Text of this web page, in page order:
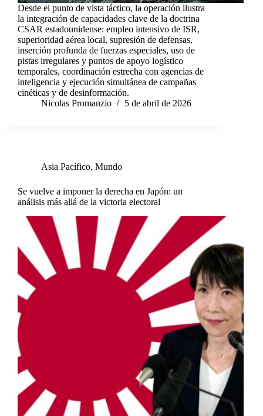
Desde el punto de vista táctico, la operación ilustra
la integración de capacidades clave de la doctrina
CSAR estadounidense: empleo intensivo de ISR,
superioridad aérea local, supresión de defensas,
inserción profunda de fuerzas especiales, uso de
pistas irregulares y puntos de apoyo logístico
temporales, coordinación estrecha con agencias de
inteligencia y ejecución simultánea de campañas
cinéticas y de desinformación.
Nicolas Promanzio
5 de abril de 2026
Asia Pacífico, Mundo
Se vuelve a imponer la derecha en Japón: un
análisis más allá de la victoria electoral